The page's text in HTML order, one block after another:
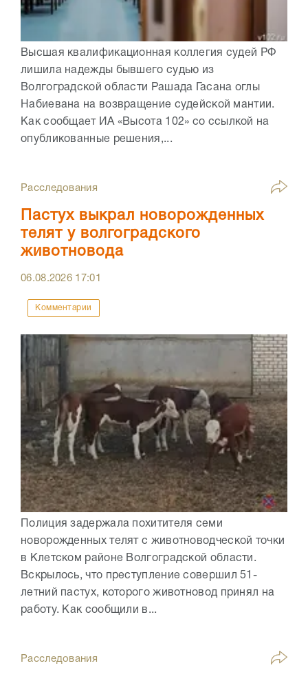
Высшая квалификационная коллегия судей РФ
лишила надежды бывшего судью из
Волгоградской области Рашада Гасана оглы
Набиевана на возвращение судейской мантии.
Как сообщает ИА «Высота 102» со ссылкой на
опубликованные решения,...
Расследования
Пастух выкрал новорожденных
телят у волгоградского
животновода
06.08.2026 17:01
Комментарии
Полиция задержала похитителя семи
новорожденных телят с животноводческой точки
в Клетском районе Волгоградской области.
Вскрылось, что преступление совершил 51-
летний пастух, которого животновод принял на
работу. Как сообщили в...
Расследования